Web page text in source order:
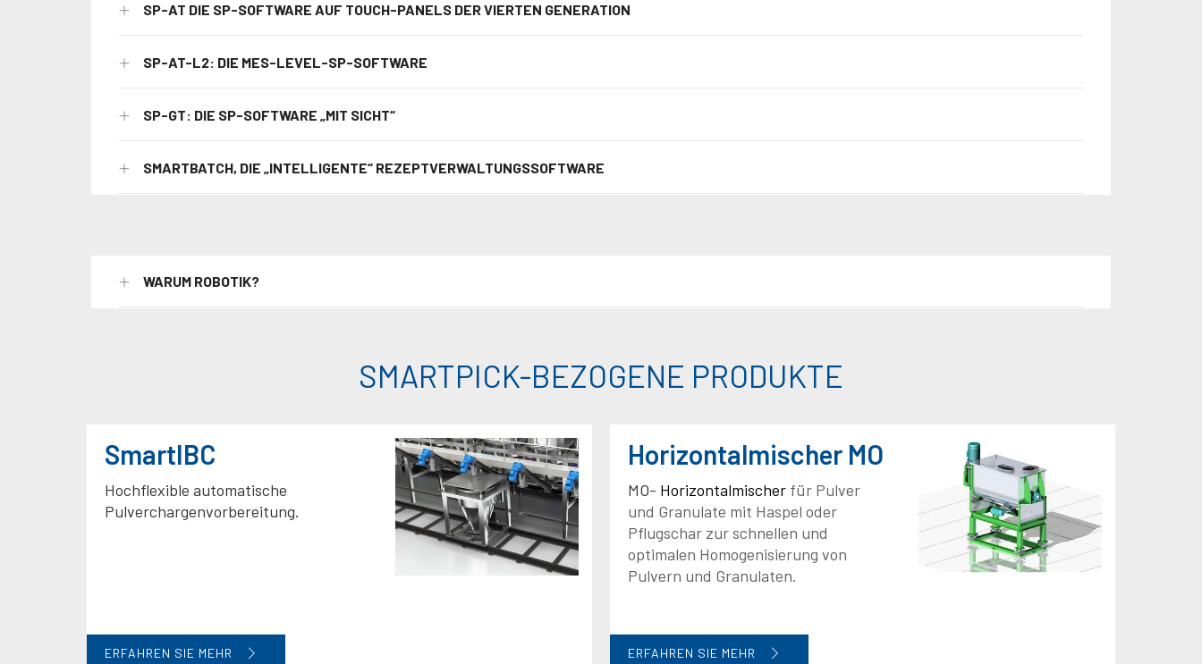
SP-AT DIE SP-SOFTWARE AUF TOUCH-PANELS DER VIERTEN GENERATION
SP-AT-L2: DIE MES-LEVEL-SP-SOFTWARE
SP-GT: DIE SP-SOFTWARE „MIT SICHT“
SMARTBATCH, DIE „INTELLIGENTE“ REZEPTVERWALTUNGSSOFTWARE
WARUM ROBOTIK?
SMARTPICK-BEZOGENE PRODUKTE
SmartIBC
Hochflexible automatische
Pulverchargenvorbereitung.
ERFAHREN SIE MEHR
Horizontalmischer MO
MO- Horizontalmischer für Pulver
und Granulate mit Haspel oder
Pflugschar zur schnellen und
optimalen Homogenisierung von
Pulvern und Granulaten.
ERFAHREN SIE MEHR